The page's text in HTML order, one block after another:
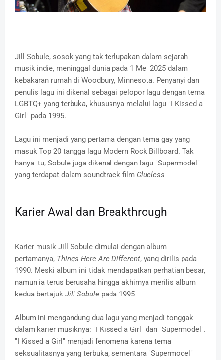
Jill Sobule, sosok yang tak terlupakan dalam sejarah
musik indie, meninggal dunia pada 1 Mei 2025 dalam
kebakaran rumah di Woodbury, Minnesota. Penyanyi dan
penulis lagu ini dikenal sebagai pelopor lagu dengan tema
LGBTQ+ yang terbuka, khususnya melalui lagu "I Kissed a
Girl" pada 1995.
Lagu ini menjadi yang pertama dengan tema gay yang
masuk Top 20 tangga lagu Modern Rock Billboard. Tak
hanya itu, Sobule juga dikenal dengan lagu "Supermodel"
yang terdapat dalam soundtrack film Clueless
Karier Awal dan Breakthrough
Karier musik Jill Sobule dimulai dengan album
pertamanya, Things Here Are Different, yang dirilis pada
1990. Meski album ini tidak mendapatkan perhatian besar,
namun ia terus berusaha hingga akhirnya merilis album
kedua bertajuk Jill Sobule pada 1995
Album ini mengandung dua lagu yang menjadi tonggak
dalam karier musiknya: "I Kissed a Girl" dan "Supermodel".
"I Kissed a Girl" menjadi fenomena karena tema
seksualitasnya yang terbuka, sementara "Supermodel"